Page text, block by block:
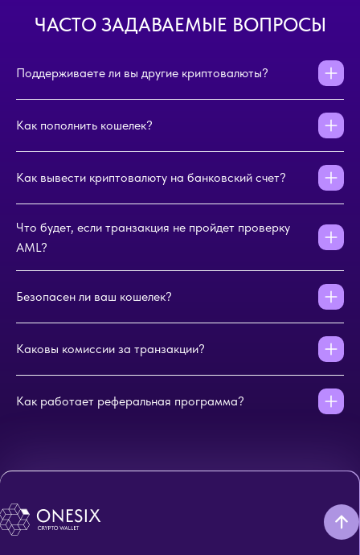
ЧАСТО ЗАДАВАЕМЫЕ ВОПРОСЫ
Поддерживаете ли вы другие криптовалюты?
Как пополнить кошелек?
Как вывести криптовалюту на банковский счет?
Что будет, если транзакция не пройдет проверку
AML?
Безопасен ли ваш кошелек?
Каковы комиссии за транзакции?
Как работает реферальная программа?